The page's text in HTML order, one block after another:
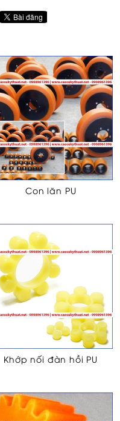
Con lăn PU
Khớp nối đàn hồi PU